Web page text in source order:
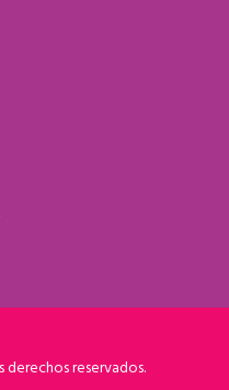
reservados.